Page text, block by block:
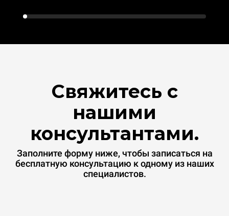
Свяжитесь с
нашими
консультантами.
Заполните форму ниже, чтобы записаться на
бесплатную консультацию к одному из наших
специалистов.